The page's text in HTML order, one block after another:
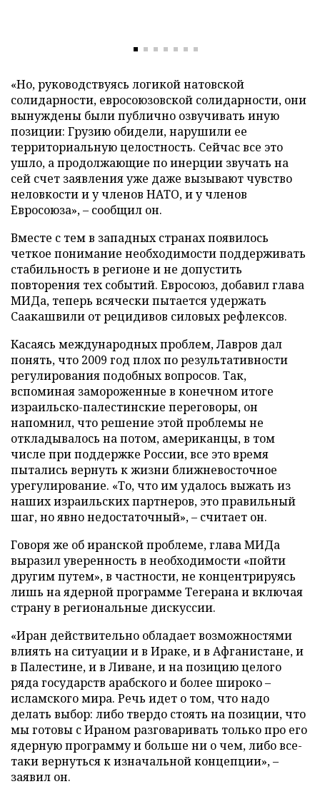
«Но, руководствуясь логикой натовской
солидарности, евросоюзовской солидарности, они
вынуждены были публично озвучивать иную
позиции: Грузию обидели, нарушили ее
территориальную целостность. Сейчас все это
ушло, а продолжающие по инерции звучать на
сей счет заявления уже даже вызывают чувство
неловкости и у членов НАТО, и у членов
Евросоюза», – сообщил он.
Вместе с тем в западных странах появилось
четкое понимание необходимости поддерживать
стабильность в регионе и не допустить
повторения тех событий. Евросоюз, добавил глава
МИДа, теперь всячески пытается удержать
Саакашвили от рецидивов силовых рефлексов.
Касаясь международных проблем, Лавров дал
понять, что 2009 год плох по результативности
регулирования подобных вопросов. Так,
вспоминая замороженные в конечном итоге
израильско-палестинские переговоры, он
напомнил, что решение этой проблемы не
откладывалось на потом, американцы, в том
числе при поддержке России, все это время
пытались вернуть к жизни ближневосточное
урегулирование. «То, что им удалось выжать из
наших израильских партнеров, это правильный
шаг, но явно недостаточный», – считает он.
Говоря же об иранской проблеме, глава МИДа
выразил уверенность в необходимости «пойти
другим путем», в частности, не концентрируясь
лишь на ядерной программе Тегерана и включая
страну в региональные дискуссии.
«Иран действительно обладает возможностями
влиять на ситуации и в Ираке, и в Афганистане, и
в Палестине, и в Ливане, и на позицию целого
ряда государств арабского и более широко –
исламского мира. Речь идет о том, что надо
делать выбор: либо твердо стоять на позиции, что
мы готовы с Ираном разговаривать только про его
ядерную программу и больше ни о чем, либо все-
таки вернуться к изначальной концепции», –
заявил он.